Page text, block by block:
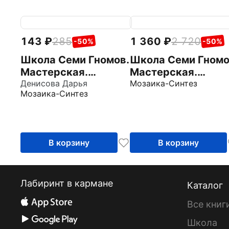
143 285 -50%
Школа Семи Гномов.
Мастерская.
Декоративное
творчество 6+
Денисова Дарья
Мозаика-Синтез
В корзину
1 360 2 720 -50%
Школа Семи
Мастерская.
Развивающий
Мозаика-Синтез
В корзину
Лабиринт в кармане
Каталог
Все
Школа